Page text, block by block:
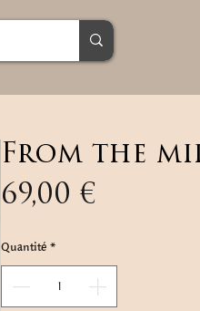
From the
69,00 €
Quantité*